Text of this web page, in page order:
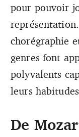
pour pouvoir
chorégraphie
genres font
polyvalents
leurs
De